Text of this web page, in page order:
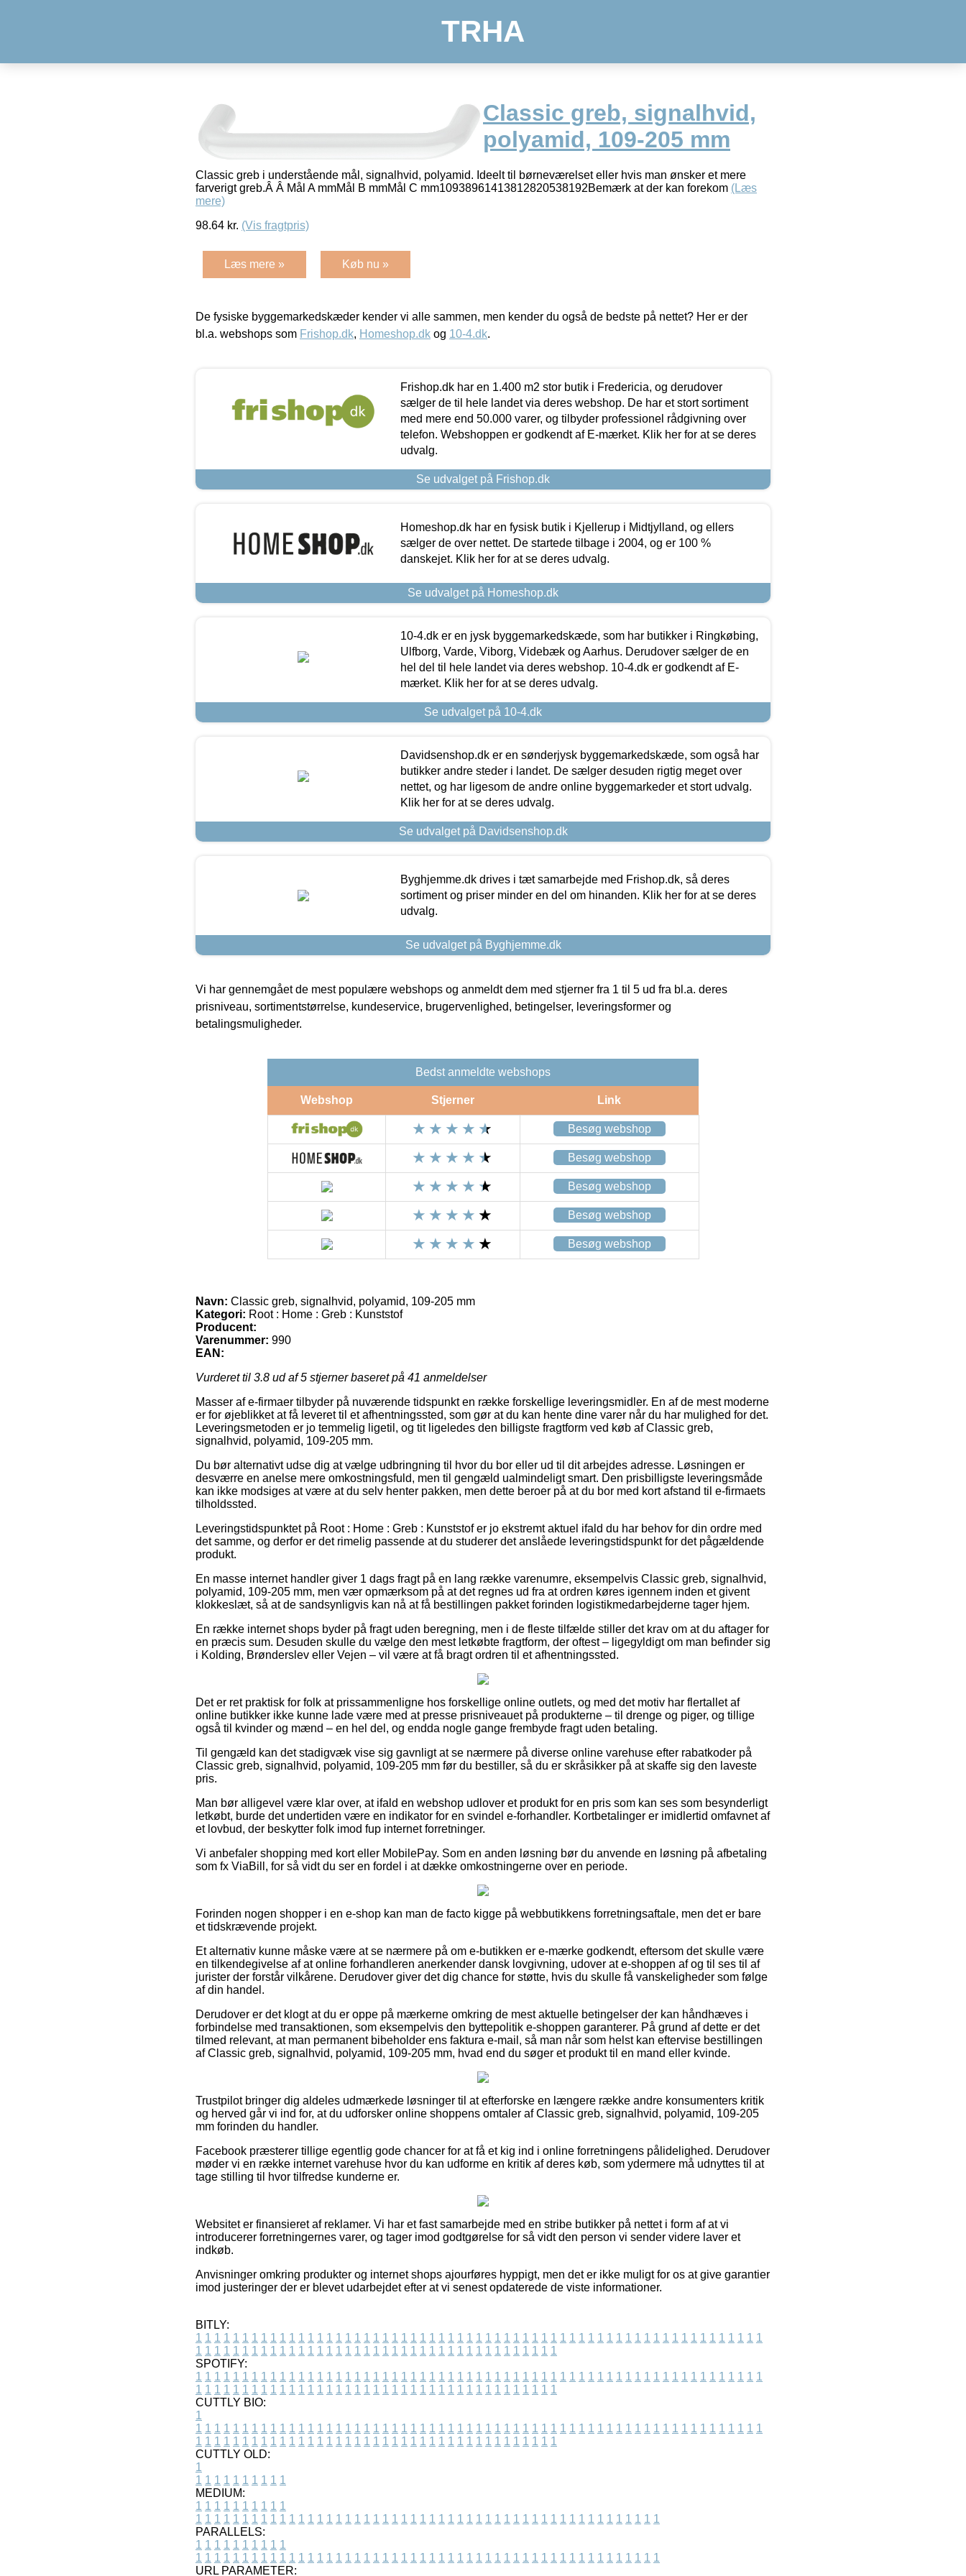
TRHA
Classic greb, signalhvid,
polyamid, 109-205 mm
Classic greb i understående mål, signalhvid, polyamid. Ideelt til børneværelset eller hvis man ønsker et mere
farverigt greb.Â Â Mål A mmMål B mmMål C mm10938961413812820538192Bemærk at der kan forekom (Læs
mere)
98.64 kr. (Vis fragtpris)
Læs mere » Køb nu »
De fysiske byggemarkedskæder kender vi alle sammen, men kender du også de bedste på nettet? Her er der
bl.a. webshops som Frishop.dk, Homeshop.dk og 10-4.dk.
Frishop.dk har en 1.400 m2 stor butik i Fredericia, og derudover
sælger de til hele landet via deres webshop. De har et stort sortiment
med mere end 50.000 varer, og tilbyder professionel rådgivning over
telefon. Webshoppen er godkendt af E-mærket. Klik her for at se deres
udvalg.
Se udvalget på Frishop.dk
Homeshop.dk har en fysisk butik i Kjellerup i Midtjylland, og ellers
sælger de over nettet. De startede tilbage i 2004, og er 100 %
danskejet. Klik her for at se deres udvalg.
Se udvalget på Homeshop.dk
10-4.dk er en jysk byggemarkedskæde, som har butikker i Ringkøbing,
Ulfborg, Varde, Viborg, Videbæk og Aarhus. Derudover sælger de en
hel del til hele landet via deres webshop. 10-4.dk er godkendt af E-
mærket. Klik her for at se deres udvalg.
Se udvalget på 10-4.dk
Davidsenshop.dk er en sønderjysk byggemarkedskæde, som også har
butikker andre steder i landet. De sælger desuden rigtig meget over
nettet, og har ligesom de andre online byggemarkeder et stort udvalg.
Klik her for at se deres udvalg.
Se udvalget på Davidsenshop.dk
Byghjemme.dk drives i tæt samarbejde med Frishop.dk, så deres
sortiment og priser minder en del om hinanden. Klik her for at se deres
udvalg.
Se udvalget på Byghjemme.dk
Vi har gennemgået de mest populære webshops og anmeldt dem med stjerner fra 1 til 5 ud fra bl.a. deres
prisniveau, sortimentstørrelse, kundeservice, brugervenlighed, betingelser, leveringsformer og
betalingsmuligheder.
Bedst anmeldte webshops
Webshop Stjerner Link
Besøg webshop
Besøg webshop
Besøg webshop
Besøg webshop
Besøg webshop
Navn: Classic greb, signalhvid, polyamid, 109-205 mm
Kategori: Root : Home : Greb : Kunststof
Producent:
Varenummer: 990
EAN:
Vurderet til 3.8 ud af 5 stjerner baseret på 41 anmeldelser
Masser af e-firmaer tilbyder på nuværende tidspunkt en række forskellige leveringsmidler. En af de mest moderne
er for øjeblikket at få leveret til et afhentningssted, som gør at du kan hente dine varer når du har mulighed for det.
Leveringsmetoden er jo temmelig ligetil, og tit ligeledes den billigste fragtform ved køb af Classic greb,
signalhvid, polyamid, 109-205 mm.
Du bør alternativt udse dig at vælge udbringning til hvor du bor eller ud til dit arbejdes adresse. Løsningen er
desværre en anelse mere omkostningsfuld, men til gengæld ualmindeligt smart. Den prisbilligste leveringsmåde
kan ikke modsiges at være at du selv henter pakken, men dette beroer på at du bor med kort afstand til e-firmaets
tilholdssted.
Leveringstidspunktet på Root : Home : Greb : Kunststof er jo ekstremt aktuel ifald du har behov for din ordre med
det samme, og derfor er det rimelig passende at du studerer det anslåede leveringstidspunkt for det pågældende
produkt.
En masse internet handler giver 1 dags fragt på en lang række varenumre, eksempelvis Classic greb, signalhvid,
polyamid, 109-205 mm, men vær opmærksom på at det regnes ud fra at ordren køres igennem inden et givent
klokkeslæt, så at de sandsynligvis kan nå at få bestillingen pakket forinden logistikmedarbejderne tager hjem.
En række internet shops byder på fragt uden beregning, men i de fleste tilfælde stiller det krav om at du aftager for
en præcis sum. Desuden skulle du vælge den mest letkøbte fragtform, der oftest – ligegyldigt om man befinder sig
i Kolding, Brønderslev eller Vejen – vil være at få bragt ordren til et afhentningssted.
Det er ret praktisk for folk at prissammenligne hos forskellige online outlets, og med det motiv har flertallet af
online butikker ikke kunne lade være med at presse prisniveauet på produkterne – til drenge og piger, og tillige
også til kvinder og mænd – en hel del, og endda nogle gange frembyde fragt uden betaling.
Til gengæld kan det stadigvæk vise sig gavnligt at se nærmere på diverse online varehuse efter rabatkoder på
Classic greb, signalhvid, polyamid, 109-205 mm før du bestiller, så du er skråsikker på at skaffe sig den laveste
pris.
Man bør alligevel være klar over, at ifald en webshop udlover et produkt for en pris som kan ses som besynderligt
letkøbt, burde det undertiden være en indikator for en svindel e-forhandler. Kortbetalinger er imidlertid omfavnet af
et lovbud, der beskytter folk imod fup internet forretninger.
Vi anbefaler shopping med kort eller MobilePay. Som en anden løsning bør du anvende en løsning på afbetaling
som fx ViaBill, for så vidt du ser en fordel i at dække omkostningerne over en periode.
Forinden nogen shopper i en e-shop kan man de facto kigge på webbutikkens forretningsaftale, men det er bare
et tidskrævende projekt.
Et alternativ kunne måske være at se nærmere på om e-butikken er e-mærke godkendt, eftersom det skulle være
en tilkendegivelse af at online forhandleren anerkender dansk lovgivning, udover at e-shoppen af og til ses til af
jurister der forstår vilkårene. Derudover giver det dig chance for støtte, hvis du skulle få vanskeligheder som følge
af din handel.
Derudover er det klogt at du er oppe på mærkerne omkring de mest aktuelle betingelser der kan håndhæves i
forbindelse med transaktionen, som eksempelvis den byttepolitik e-shoppen garanterer. På grund af dette er det
tilmed relevant, at man permanent bibeholder ens faktura e-mail, så man når som helst kan eftervise bestillingen
af Classic greb, signalhvid, polyamid, 109-205 mm, hvad end du søger et produkt til en mand eller kvinde.
Trustpilot bringer dig aldeles udmærkede løsninger til at efterforske en længere række andre konsumenters kritik
og herved går vi ind for, at du udforsker online shoppens omtaler af Classic greb, signalhvid, polyamid, 109-205
mm forinden du handler.
Facebook præsterer tillige egentlig gode chancer for at få et kig ind i online forretningens pålidelighed. Derudover
møder vi en række internet varehuse hvor du kan udforme en kritik af deres køb, som ydermere må udnyttes til at
tage stilling til hvor tilfredse kunderne er.
Websitet er finansieret af reklamer. Vi har et fast samarbejde med en stribe butikker på nettet i form af at vi
introducerer forretningernes varer, og tager imod godtgørelse for så vidt den person vi sender videre laver et
indkøb.
Anvisninger omkring produkter og internet shops ajourføres hyppigt, men det er ikke muligt for os at give garantier
imod justeringer der er blevet udarbejdet efter at vi senest opdaterede de viste informationer.
BITLY:
1 1 1 1 1 1 1 1 1 1 1 1 1 1 1 1 1 1 1 1 1 1 1 1 1 1 1 1 1 1 1 1 1 1 1 1 1 1 1 1 1 1 1 1 1 1 1 1 1 1 1 1 1 1 1 1 1 1 1 1 1
1 1 1 1 1 1 1 1 1 1 1 1 1 1 1 1 1 1 1 1 1 1 1 1 1 1 1 1 1 1 1 1 1 1 1 1 1 1 1
SPOTIFY:
1 1 1 1 1 1 1 1 1 1 1 1 1 1 1 1 1 1 1 1 1 1 1 1 1 1 1 1 1 1 1 1 1 1 1 1 1 1 1 1 1 1 1 1 1 1 1 1 1 1 1 1 1 1 1 1 1 1 1 1 1
1 1 1 1 1 1 1 1 1 1 1 1 1 1 1 1 1 1 1 1 1 1 1 1 1 1 1 1 1 1 1 1 1 1 1 1 1 1 1
CUTTLY BIO:
1
1 1 1 1 1 1 1 1 1 1 1 1 1 1 1 1 1 1 1 1 1 1 1 1 1 1 1 1 1 1 1 1 1 1 1 1 1 1 1 1 1 1 1 1 1 1 1 1 1 1 1 1 1 1 1 1 1 1 1 1 1
1 1 1 1 1 1 1 1 1 1 1 1 1 1 1 1 1 1 1 1 1 1 1 1 1 1 1 1 1 1 1 1 1 1 1 1 1 1 1
CUTTLY OLD:
1
1 1 1 1 1 1 1 1 1 1
MEDIUM:
1 1 1 1 1 1 1 1 1 1
1 1 1 1 1 1 1 1 1 1 1 1 1 1 1 1 1 1 1 1 1 1 1 1 1 1 1 1 1 1 1 1 1 1 1 1 1 1 1 1 1 1 1 1 1 1 1 1 1 1
PARALLELS:
1 1 1 1 1 1 1 1 1 1
1 1 1 1 1 1 1 1 1 1 1 1 1 1 1 1 1 1 1 1 1 1 1 1 1 1 1 1 1 1 1 1 1 1 1 1 1 1 1 1 1 1 1 1 1 1 1 1 1 1
URL PARAMETER: